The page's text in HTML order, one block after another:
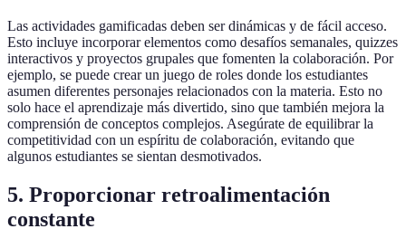
Las actividades gamificadas deben ser dinámicas y de fácil acceso.
Esto incluye incorporar elementos como desafíos semanales, quizzes
interactivos y proyectos grupales que fomenten la colaboración. Por
ejemplo, se puede crear un juego de roles donde los estudiantes
asumen diferentes personajes relacionados con la materia. Esto no
solo hace el aprendizaje más divertido, sino que también mejora la
comprensión de conceptos complejos. Asegúrate de equilibrar la
competitividad con un espíritu de colaboración, evitando que
algunos estudiantes se sientan desmotivados.
5. Proporcionar retroalimentación
constante